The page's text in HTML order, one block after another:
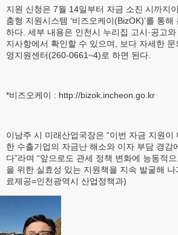
지원 신청은 7월 14일부터 자금 소진 시까지
춤형 지원시스템 ‘비즈오케이(BizOK)’를 통
하다. 세부 내용은 인천시 누리집 고시·공고
지사항에서 확인할 수 있으며, 보다 자세한
영지원센터(260-0661~4)로 하면 된다.
*비즈오케이 : http://bizok.incheon.go.kr
이남주 시 미래산업국장은 “이번 자금 지원이
한 수출기업의 자금난 해소와 이자 부담 경감
다”라며 “앞으로도 관세 정책 변화에 능동적
을 위한 실효성 있는 지원책을 지속 발굴해
료제공=인천광역시 산업정책과)